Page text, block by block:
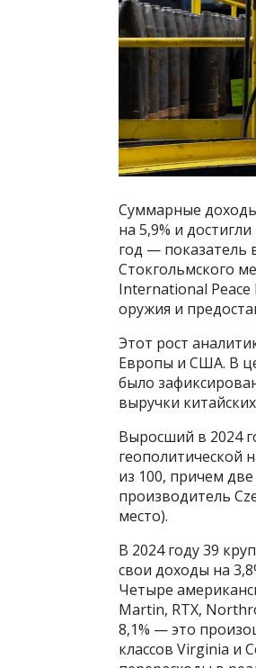
Суммарные
на 5,9% и
год — показатель
Стокгольмского
International
оружия и
Этот рост
Европы и США. В
было
выручки
Выросший в 2024
геополитической
из 100, причем
производитель
место).
В 2024 году 39
свои доходы на
Четыре
Martin, RTX,
8,1% — это
классов Virginia и